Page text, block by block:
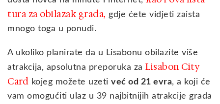
tura za obilazak grada, gdje ćete vidjeti zaista
mnogo toga u ponudi.
A ukoliko planirate da u Lisabonu obilazite više
atrakcija, apsolutna preporuka za Lisabon City
Card kojeg možete uzeti već od 21 evra, a koji će
vam omogućiti ulaz u 39 najbitnijih atrakcije grada